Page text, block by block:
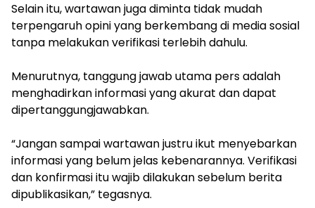
Selain itu, wartawan juga diminta tidak mudah
terpengaruh opini yang berkembang di media sosial
tanpa melakukan verifikasi terlebih dahulu.
‎Menurutnya, tanggung jawab utama pers adalah
menghadirkan informasi yang akurat dan dapat
dipertanggungjawabkan.
“Jangan sampai wartawan justru ikut menyebarkan
informasi yang belum jelas kebenarannya. Verifikasi
dan konfirmasi itu wajib dilakukan sebelum berita
dipublikasikan,” tegasnya.